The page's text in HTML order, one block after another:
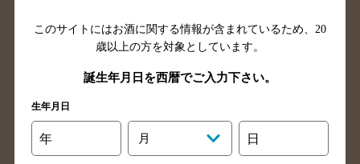
山口県のバー検索
鳥取県のバー検索
島根県のバー検索
徳島県のバー検索
高知県のバー検索
福岡県のバー検索
長崎県のバー検索
佐賀県のバー検索
このサイトにはお酒に関する情報が含まれているため、 20
歳以上の方を対象としています。
誕生年月日を西暦でご入力下さい。
生年月日
年 月 日